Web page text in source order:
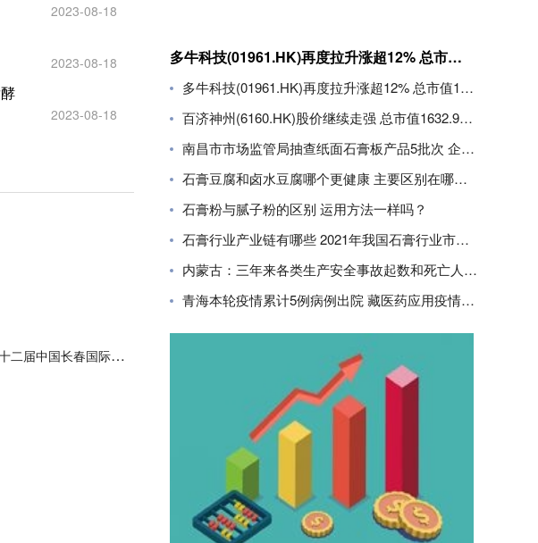
2023-08-18
2023-08-18
2023-08-18
第二十二届中国长春国际农博会今日开幕
多牛科技(01961.HK)再度拉升涨超12% 总市值11.8亿港元
多牛科技(01961.HK)再度拉升涨超12% 总市值11.8亿港元
百济神州(6160.HK)股价继续走强 总市值1632.94亿港元
南昌市市场监管局抽查纸面石膏板产品5批次 企业合格率80%
石膏豆腐和卤水豆腐哪个更健康 主要区别在哪里？
石膏粉与腻子粉的区别 运用方法一样吗？
石膏行业产业链有哪些 2021年我国石膏行业市场现状分析
内蒙古：三年来各类生产安全事故起数和死亡人数同比下降
青海本轮疫情累计5例病例出院 藏医药应用疫情防控